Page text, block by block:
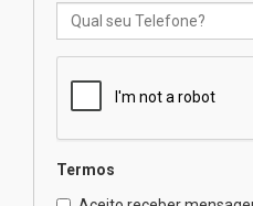
Termos